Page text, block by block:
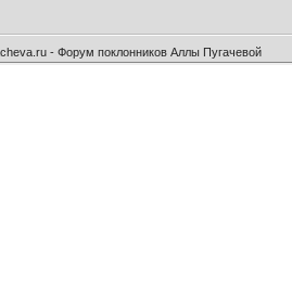
- Форум поклонников Аллы Пугачевой